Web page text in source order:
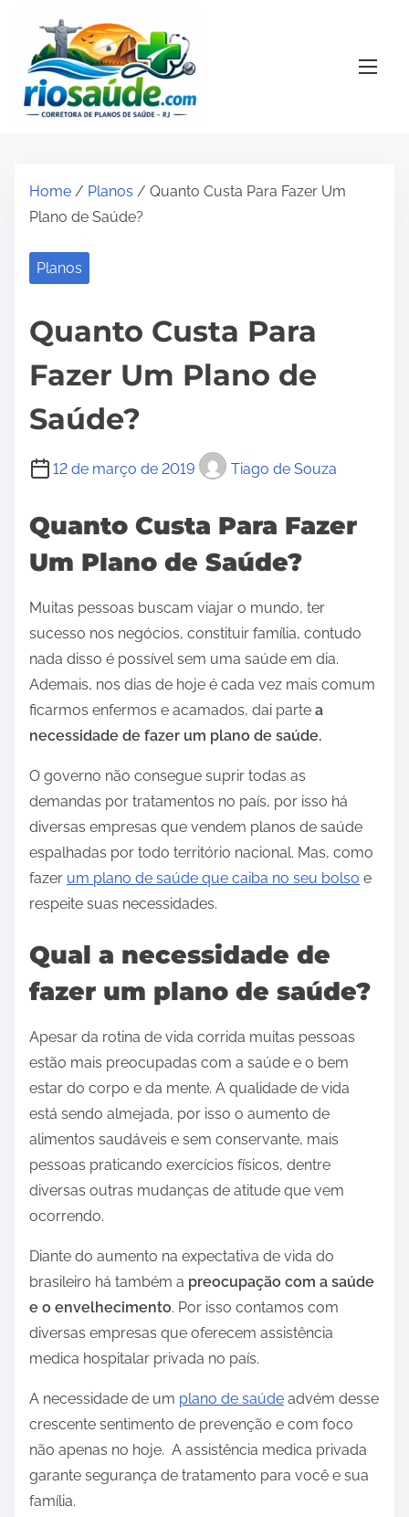
Home / Planos / Quanto Custa Para Fazer Um
Plano de Saúde?
Planos
Quanto Custa Para
Fazer Um Plano de
Saúde?
12 de março de 2019 Tiago de Souza
Quanto Custa Para Fazer
Um Plano de Saúde?
Muitas pessoas buscam viajar o mundo, ter
sucesso nos negócios, constituir família, contudo
nada disso é possível sem uma saúde em dia.
Ademais, nos dias de hoje é cada vez mais comum
ficarmos enfermos e acamados, dai parte a
necessidade de fazer um plano de saúde.
O governo não consegue suprir todas as
demandas por tratamentos no país, por isso há
diversas empresas que vendem planos de saúde
espalhadas por todo território nacional. Mas, como
fazer um plano de saúde que caiba no seu bolso e
respeite suas necessidades.
Qual a necessidade de
fazer um plano de saúde?
Apesar da rotina de vida corrida muitas pessoas
estão mais preocupadas com a saúde e o bem
estar do corpo e da mente. A qualidade de vida
está sendo almejada, por isso o aumento de
alimentos saudáveis e sem conservante, mais
pessoas praticando exercícios físicos, dentre
diversas outras mudanças de atitude que vem
ocorrendo.
Diante do aumento na expectativa de vida do
brasileiro há também a preocupação com a saúde
e o envelhecimento. Por isso contamos com
diversas empresas que oferecem assistência
medica hospitalar privada no país.
A necessidade de um plano de saúde advém desse
crescente sentimento de prevenção e com foco
não apenas no hoje. A assistência medica privada
garante segurança de tratamento para você e sua
família.